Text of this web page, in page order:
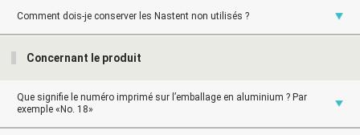
Comment dois-je conserver les Nastent non utilisés ?
Concernant le produit
Que signifie le numéro imprimé sur l’emballage en aluminium ? Par
exemple «No. 18»